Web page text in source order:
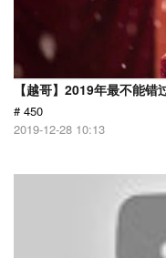
【越哥】2019年最不能
# 450
2019-12-28 10:13